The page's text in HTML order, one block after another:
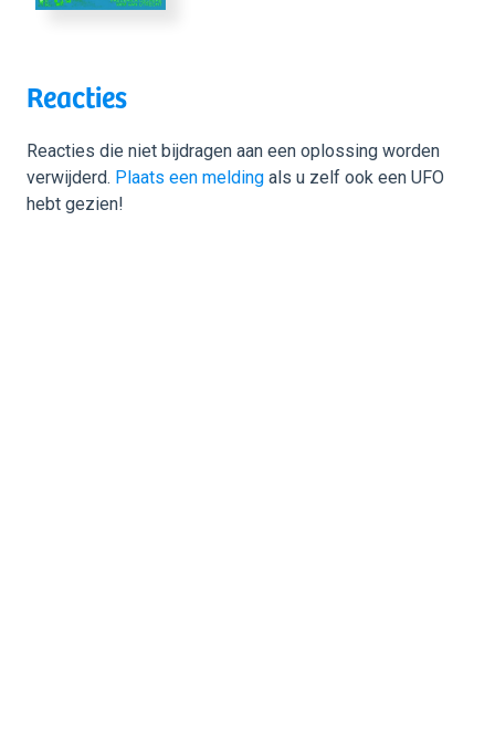
Reacties
Reacties die niet bijdragen aan een oplossing worden
verwijderd. Plaats een melding als u zelf ook een UFO
hebt gezien!